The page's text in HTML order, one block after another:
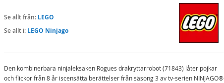
Se allt från: LEGO
Se allt i: LEGO Ninjago
Den kombinerbara ninjaleksaken Rogues drakryttarrobot (71843) låter pojkar
och flickor från 8 år iscensätta berättelser från säsong 3 av tv-serien NINJAGO®